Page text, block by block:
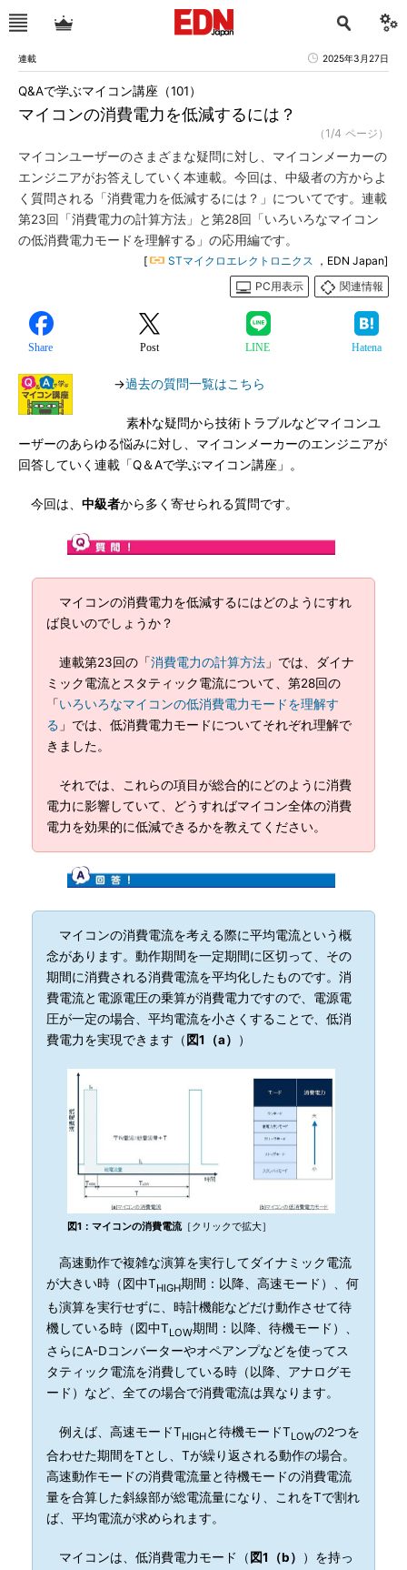
連載 2025年3月27日
マイコンの消費電力を低減するには？
Q&Aで学ぶマイコン講座（101）
（1/4 ページ）
マイコンユーザーのさまざまな疑問に対し、マイコンメーカーの
エンジニアがお答えしていく本連載。今回は、中級者の方からよ
く質問される「消費電力を低減するには？」についてです。連載
第23回「消費電力の計算方法」と第28回「いろいろなマイコン
の低消費電力モードを理解する」の応用編です。
[ STマイクロエレクトロニクス ，EDN Japan]
PC用表示
関連情報
Share Post LINE Hatena
→過去の質問一覧はこちら
素朴な疑問から技術トラブルなどマイコンユ
ーザーのあらゆる悩みに対し、マイコンメーカーのエンジニアが
回答していく連載「Q＆Aで学ぶマイコン講座」。
今回は、 中級者から多く寄せられる質問です。
マイコンの消費電力を低減するにはどのようにすれ
ば良いのでしょうか？
連載第23回の「消費電力の計算方法 」では、ダイナ
ミック電流とスタティック電流について、第28回の
「いろいろなマイコンの低消費電力モードを理解す
る 」では、低消費電力モードについてそれぞれ理解で
きました。
それでは、これらの項目が総合的にどのように消費
電力に影響していて、どうすればマイコン全体の消費
電力を効果的に低減できるかを教えてください。
マイコンの消費電流を考える際に平均電流という概
念があります。動作期間を一定期間に区切って、その
期間に消費される消費電流を平均化したものです。消
費電流と電源電圧の乗算が消費電力ですので、電源電
圧が一定の場合、平均電流を小さくすることで、低消
費電力を実現できます（ 図1（a） ）
図1：マイコンの消費電流［クリックで拡大］
高速動作で複雑な演算を実行してダイナミック電流
が大きい時（図中THIGH期間：以降、高速モード）、何
も演算を実行せずに、時計機能などだけ動作させて待
機している時（図中TLOW期間：以降、待機モード）、
さらにA-Dコンバーターやオペアンプなどを使ってス
タティック電流を消費している時（以降、アナログモ
ード）など、全ての場合で消費電流は異なります。
例えば、高速モードTHIGHと待機モードTLOWの2つを
合わせた期間をTとし、Tが繰り返される動作の場合。
高速動作モードの消費電流量と待機モードの消費電流
量を合算した斜線部が総電流量になり、これをTで割れ
ば、平均電流が求められます。
マイコンは、低消費電力モード（ 図1（b）
）を持っ